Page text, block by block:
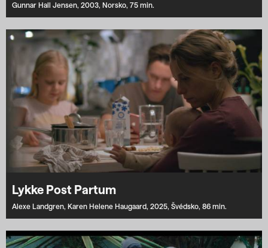
Gunnar Hall Jensen, 2003, Norsko, 75 min.
Lykke Post Partum
Alexe Landgren, Karen Helene Haugaard, 2025, Švédsko, 86 min.